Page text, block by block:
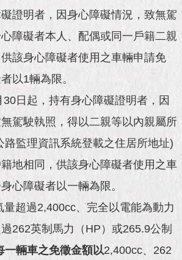
礙證明者，因身心障礙情況，致無駕
障礙者本人、配偶或同一戶籍二親
該身心障礙者使用之車輛申請免
以1輛為限。
30日起，持有身心障礙證明者，因
駕駛執照，得以二親等以內親屬所
路監理資訊系統登載之住居所地址)
地相同，供該身心障礙者使用之車
心障礙者以一輛為限。
量超過2,400cc、完全以電能為動力
262英制馬力（HP）或265.9公制
一輛車之免徵金額以2,400cc、262